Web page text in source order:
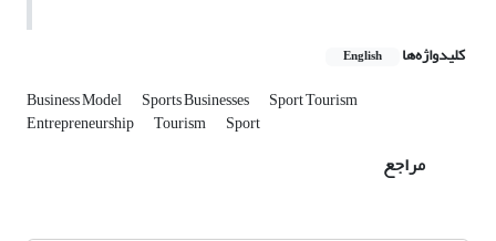
کلیدواژه‌ها English
Business Model Sports Businesses Sport Tourism
Entrepreneurship Tourism Sport
مراجع